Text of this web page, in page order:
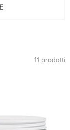
11 prodotti